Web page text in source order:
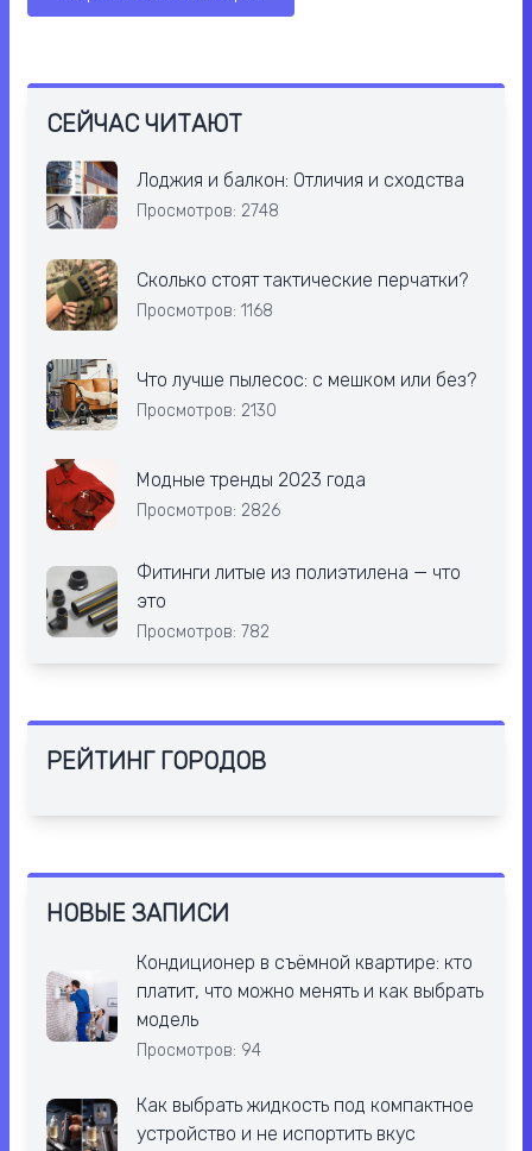
СЕЙЧАС ЧИТАЮТ
Лоджия и балкон: Отличия и сходства
Просмотров: 2748
Сколько стоят тактические перчатки?
Просмотров: 1168
Что лучше пылесос: с мешком или без?
Просмотров: 2130
Модные тренды 2023 года
Просмотров: 2826
Фитинги литые из полиэтилена — что
это
Просмотров: 782
РЕЙТИНГ ГОРОДОВ
НОВЫЕ ЗАПИСИ
Кондиционер в съёмной квартире: кто
платит, что можно менять и как выбрать
модель
Просмотров: 94
Как выбрать жидкость под компактное
устройство и не испортить вкус